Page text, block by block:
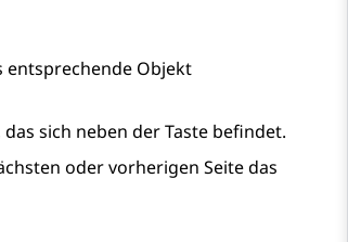
entsprechende Objekt
sich neben der Taste befindet.
oder vorherigen Seite das